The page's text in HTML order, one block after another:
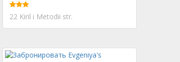
22 Kiril i Metodii str.